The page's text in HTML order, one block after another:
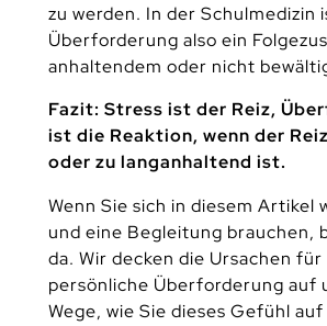
zu werden. In der Schulmedizin
Überforderung also ein
anhaltendem oder nicht
Fazit: Stress ist der Reiz,
ist die Reaktion, wenn der
oder zu langanhaltend ist.
Wenn Sie sich in diesem Artikel
und eine Begleitung brauchen,
da. Wir decken die Ursachen für
persönliche Überforderung auf
Wege, wie Sie dieses Gefühl